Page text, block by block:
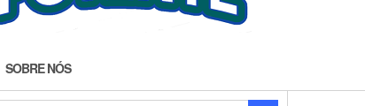
SOBRE NÓS